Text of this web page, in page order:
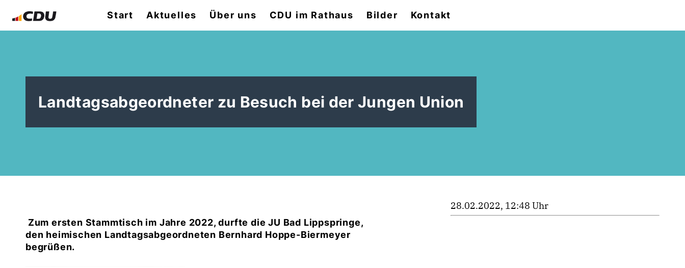
Start Aktuelles Über uns CDU im Rathaus Bilder Kontakt
Landtagsabgeordneter zu Besuch bei der Jungen Union
Zum ersten Stammtisch im Jahre 2022, durfte die JU Bad Lippspringe,
den heimischen Landtagsabgeordneten Bernhard Hoppe-Biermeyer
begrüßen.
28.02.2022, 12:48 Uhr